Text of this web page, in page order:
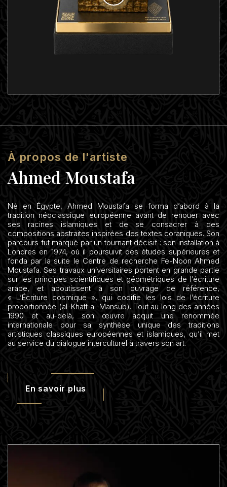
À propos de l'artiste
Ahmed Moustafa
Né en Égypte, Ahmed Moustafa se forma d’abord à la
tradition néoclassique européenne avant de renouer avec
ses racines islamiques et de se consacrer à des
compositions abstraites inspirées des textes coraniques. Son
parcours fut marqué par un tournant décisif : son installation à
Londres en 1974, où il poursuivit des études supérieures et
fonda par la suite le Centre de recherche Fe-Noon Ahmed
Moustafa. Ses travaux universitaires portent en grande partie
sur les principes scientifiques et géométriques de l’écriture
arabe, et aboutissent à son ouvrage de référence,
« L’Écriture cosmique », qui codifie les lois de l’écriture
proportionnée (al-Khatt al-Mansub). Tout au long des années
1990 et au-delà, son œuvre acquit une renommée
internationale pour sa synthèse unique des traditions
artistiques classiques européennes et islamiques, qu’il met
au service du dialogue interculturel à travers son art.
En savoir plus